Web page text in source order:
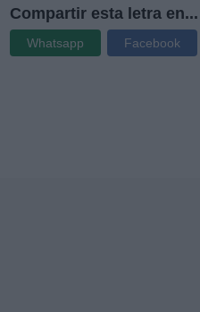
Compartir esta letra en...
Whatsapp Facebook